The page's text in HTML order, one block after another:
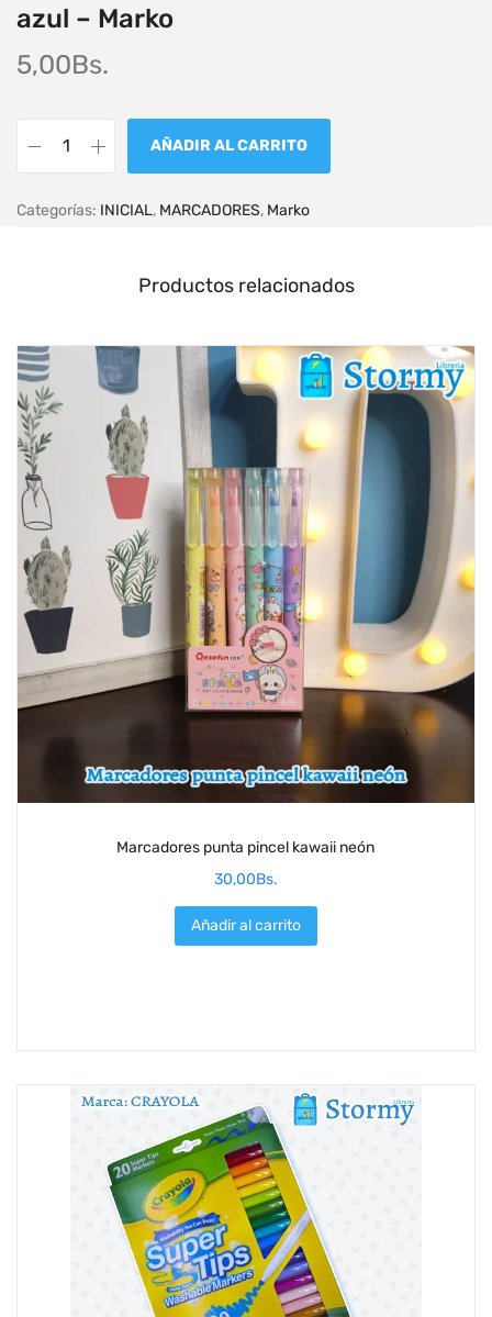
azul – Marko
5,00Bs.
AÑADIR AL CARRITO
Categorías: INICIAL, MARCADORES, Marko
Productos relacionados
Marcadores punta pincel kawaii neón
30,00Bs.
Añadir al carrito